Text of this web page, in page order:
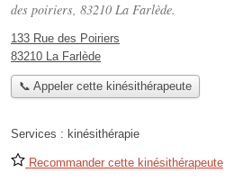
des poiriers, 83210 La Farlède.
133 Rue des Poiriers
83210 La Farlède
📞 Appeler cette kinésithérapeute
Services : kinésithérapie
Recommander cette kinésithérapeute